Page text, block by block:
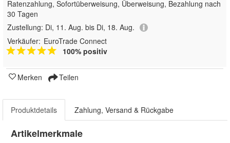
Ratenzahlung, Sofortüberweisung, Überweisung, Bezahlung nach
30 Tagen
Zustellung: Di, 11. Aug. bis Di, 18. Aug.
Verkäufer: EuroTrade Connect
100% positiv
Merken Teilen
Produktdetails Zahlung, Versand & Rückgabe
Artikelmerkmale